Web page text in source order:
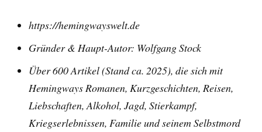
https://hemingwayswelt.de
Gründer & Haupt-Autor: Wolfgang Stock
Über 600 Artikel (Stand ca. 2025), die sich mit
Hemingways Romanen, Kurzgeschichten, Reisen,
Liebschaften, Alkohol, Jagd, Stierkampf,
Kriegserlebnissen, Familie und seinem Selbstmord